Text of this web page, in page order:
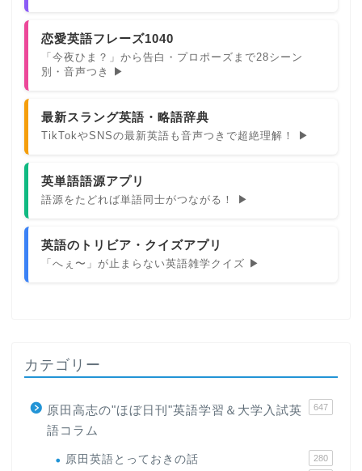
恋愛英語フレーズ1040
「今夜ひま？」から告白・プロポーズまで28シーン
別・音声つき ▶
最新スラング英語・略語辞典
TikTokやSNSの最新英語も音声つきで超絶理解！ ▶
英単語語源アプリ
語源をたどれば単語同士がつながる！ ▶
英語のトリビア・クイズアプリ
「へぇ〜」が止まらない英語雑学クイズ ▶
カテゴリー
原田高志の"ほぼ日刊"英語学習＆大学入試英
語コラム
647
原田英語とっておきの話 280